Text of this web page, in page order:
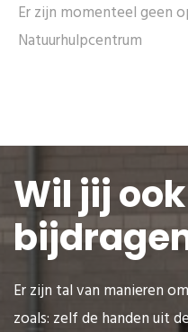
Er zijn momenteel geen
Natuurhulpcentrum
Wil jij
Er zijn tal van manieren
zoals: zelf de handen uit